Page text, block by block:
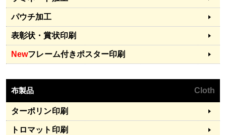
パウチ加工
表彰状・賞状印刷
Newフレーム付きポスター印刷
布製品 Cloth
ターポリン印刷
トロマット印刷